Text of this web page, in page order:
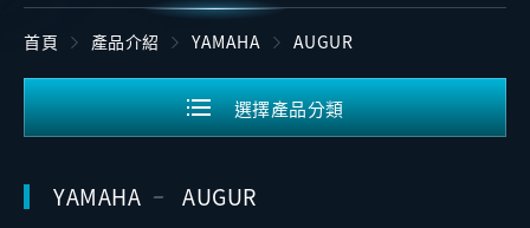
首頁 產品介紹 YAMAHA AUGUR
選擇產品分類
YAMAHA AUGUR